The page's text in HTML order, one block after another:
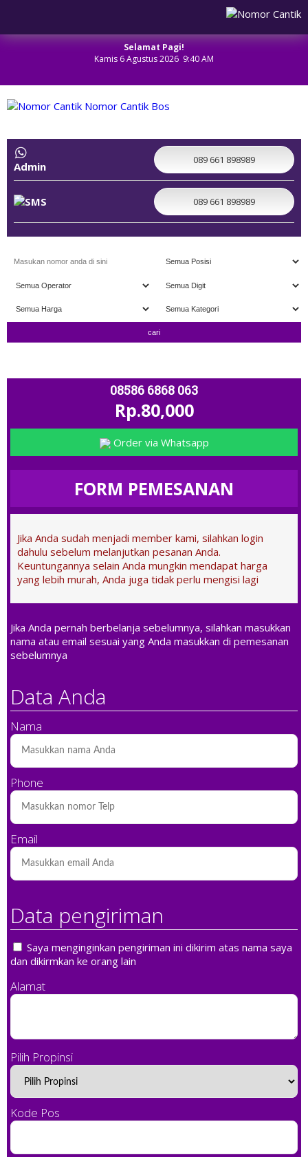
Selamat Pagi!
Kamis 6 Agustus 2026 9:40 AM
Admin 089 661 898989
089 661 898989
08586 6868 063
Rp.80,000
Order via Whatsapp
FORM PEMESANAN
Jika Anda sudah menjadi member kami, silahkan login
dahulu sebelum melanjutkan pesanan Anda.
Keuntungannya selain Anda mungkin mendapat harga
yang lebih murah, Anda juga tidak perlu mengisi lagi
Jika Anda pernah berbelanja sebelumnya, silahkan masukkan
nama atau email sesuai yang Anda masukkan di pemesanan
sebelumnya
Data Anda
Nama
Phone
Email
Data pengiriman
Saya menginginkan pengiriman ini dikirim atas nama saya
dan dikirmkan ke orang lain
Alamat
Pilih Propinsi
Kode Pos